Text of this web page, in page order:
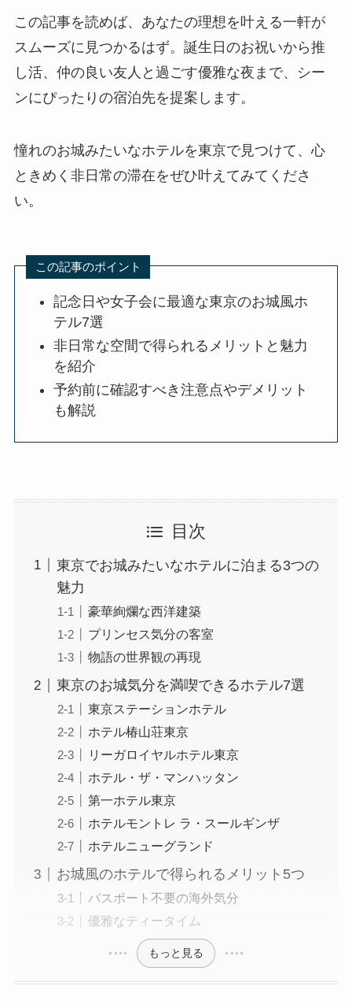
この記事を読めば、あなたの理想を叶える一軒が
スムーズに見つかるはず。誕生日のお祝いから推
し活、仲の良い友人と過ごす優雅な夜まで、シー
ンにぴったりの宿泊先を提案します。
憧れのお城みたいなホテルを東京で見つけて、心
ときめく非日常の滞在をぜひ叶えてみてくださ
い。
この記事のポイント
記念日や女子会に最適な東京のお城風ホ
テル7選
非日常な空間で得られるメリットと魅力
を紹介
予約前に確認すべき注意点やデメリット
も解説
目次
東京でお城みたいなホテルに泊まる3つの
魅力
豪華絢爛な西洋建築
プリンセス気分の客室
物語の世界観の再現
東京のお城気分を満喫できるホテル7選
東京ステーションホテル
ホテル椿山荘東京
リーガロイヤルホテル東京
ホテル・ザ・マンハッタン
第一ホテル東京
ホテルモントレ ラ・スールギンザ
ホテルニューグランド
お城風のホテルで得られるメリット5つ
パスポート不要の海外気分
優雅なティータイム
もっと見る